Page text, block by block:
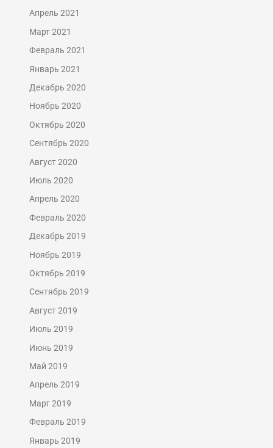
Апрель 2021
Март 2021
Февраль 2021
Январь 2021
Декабрь 2020
Ноябрь 2020
Октябрь 2020
Сентябрь 2020
Август 2020
Июль 2020
Апрель 2020
Февраль 2020
Декабрь 2019
Ноябрь 2019
Октябрь 2019
Сентябрь 2019
Август 2019
Июль 2019
Июнь 2019
Май 2019
Апрель 2019
Март 2019
Февраль 2019
Январь 2019